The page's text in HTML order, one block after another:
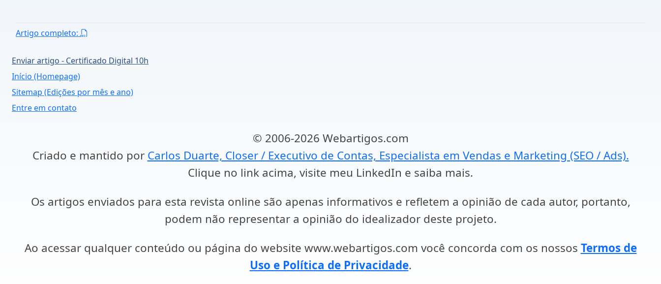
Artigo completo:
Enviar artigo - Certificado Digital 10h
Início (Homepage)
Sitemap (Edições por mês e ano)
Entre em contato
© 2006-2026 Webartigos.com
Criado e mantido por Carlos Duarte, Closer / Executivo de Contas, Especialista em Vendas e Marketing (SEO / Ads).
Clique no link acima, visite meu LinkedIn e saiba mais.
Os artigos enviados para esta revista online são apenas informativos e refletem a opinião de cada autor, portanto,
podem não representar a opinião do idealizador deste projeto.
Ao acessar qualquer conteúdo ou página do website www.webartigos.com você concorda com os nossos Termos de
Uso e Política de Privacidade.